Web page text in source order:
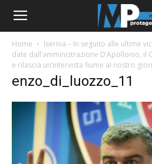
Home
Isernia – In seguito alle ultime
date dall’amministrazione D’Apollonio, il
e rilascia un’intervista fiume al nostro
enzo_di_luozzo_11